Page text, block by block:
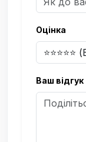
Оцінка
Ваш відгук